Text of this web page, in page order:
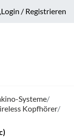
Login / Registrieren
Systeme/
Kopfhörer/